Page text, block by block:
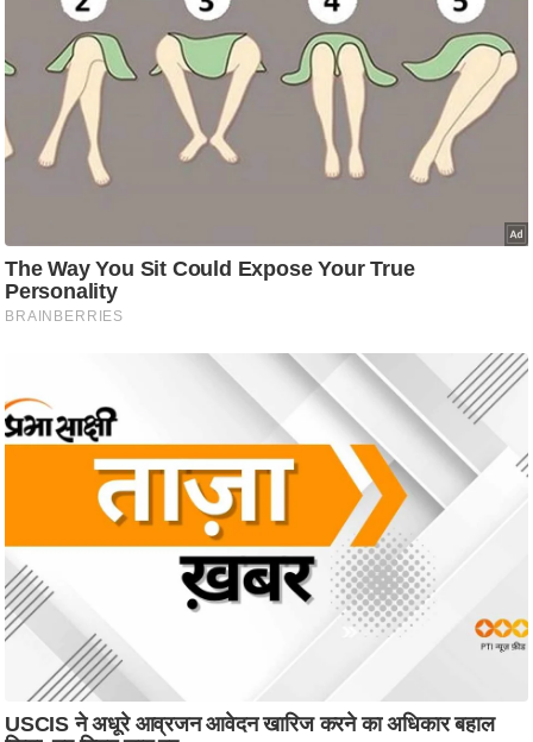
घ
नु
स्खे
प
न
स्थ
ने
स
मं
रि
ले